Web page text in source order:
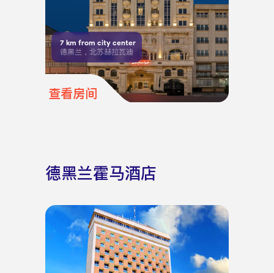
7km from city center
德黑兰，北苏赫拉瓦迪
查看房间
德黑兰霍马酒店